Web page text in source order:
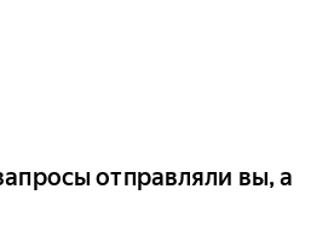
отправляли вы, а